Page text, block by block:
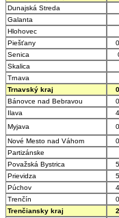
Dunajská Streda
Galanta
Hlohovec
Piešťany
Senica
Skalica
Trnava
Trnavský kraj
Bánovce nad Bebravou
Ilava
Myjava
Nové Mesto nad Váhom
Partizánske
Považská Bystrica
Prievidza
Púchov
Trenčín
Trenčiansky kraj